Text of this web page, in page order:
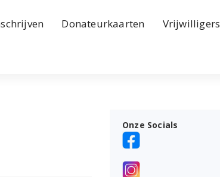
Donateurkaarten Vrijwilligers
Onze Socials